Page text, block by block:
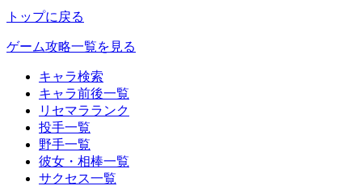
トップに戻る
ゲーム攻略一覧を見る
キャラ検索
キャラ前後一覧
リセマラランク
投手一覧
野手一覧
彼女・相棒一覧
サクセス一覧